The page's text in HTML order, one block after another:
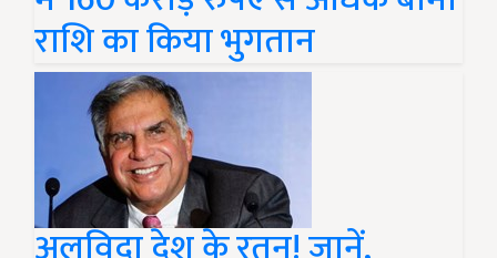
राशि का किया भुगतान